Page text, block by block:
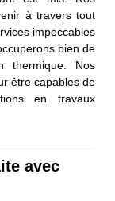
à travers tout
impeccables
bien de
thermique. Nos
être capables de
en travaux
avec